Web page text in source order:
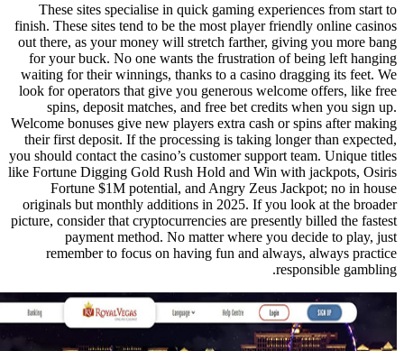
These sites specialise in
finish. These sites tend to be the
out there, as your money will
for your buck. No one wants
waiting for their winnings,
look for operators that give you
spins, deposit matches, and
Welcome bonuses give new
their first deposit. If the
you should contact the casino’s
like Fortune Digging Gold Rush
Fortune $1M potential, and
originals but monthly additions
picture, consider that
payment method. No
remember to focus on